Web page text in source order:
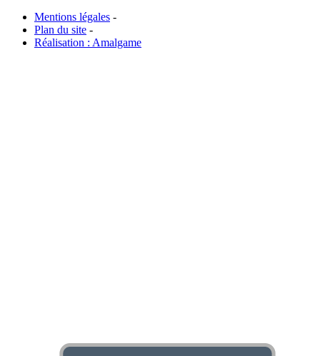
Mentions légales -
Plan du site -
Réalisation : Amalgame